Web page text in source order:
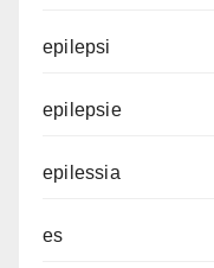
epilepsi
epilepsie
epilessia
es